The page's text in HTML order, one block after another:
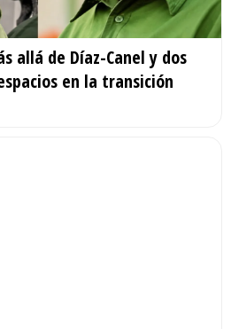
allá de Díaz-Canel y dos
en la transición